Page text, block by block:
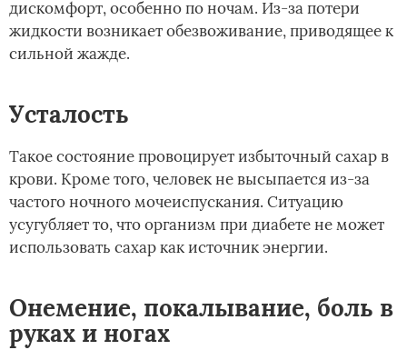
дискомфорт, особенно по ночам. Из-за потери
жидкости возникает обезвоживание, приводящее к
сильной жажде.
Усталость
Такое состояние провоцирует избыточный сахар в
крови. Кроме того, человек не высыпается из-за
частого ночного мочеиспускания. Ситуацию
усугубляет то, что организм при диабете не может
использовать сахар как источник энергии.
Онемение, покалывание, боль в
руках и ногах